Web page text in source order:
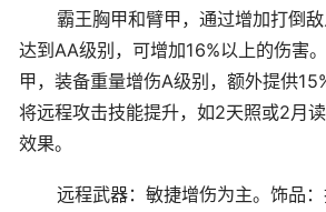
霸王胸甲和臂甲，通过增加打倒
达到AA级别，可增加16%以上的伤害
甲，装备重量增伤A级别，额外提供
将远程攻击技能提升，如2天照或2月
效果。
远程武器：敏捷增伤为主。饰品